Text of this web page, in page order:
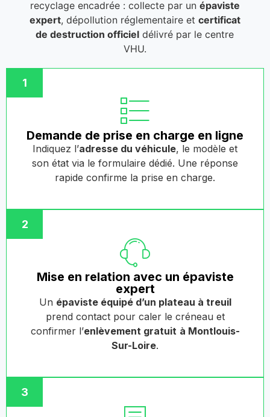
recyclage encadrée : collecte par un épaviste
expert, dépollution réglementaire et certificat
de destruction officiel délivré par le centre
VHU.
1
Demande de prise en charge en ligne
Indiquez l’adresse du véhicule, le modèle et
son état via le formulaire dédié. Une réponse
rapide confirme la prise en charge.
2
Mise en relation avec un épaviste
expert
Un épaviste équipé d’un plateau à treuil
prend contact pour caler le créneau et
confirmer l’enlèvement gratuit à Montlouis-
Sur-Loire.
3